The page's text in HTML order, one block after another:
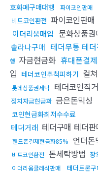
호화폐구매대행
파이코인판매
비트코인환전 파이코인판매
이더리움매입 문화상품권
솔라나구매 테더무통 테
행 자금현금화 휴대폰결
입 테더코인추척피하기 컬
롯데상품권세탁 테더코인직
정치자금현금화 금은돈믹싱
코인현금화최저수수료
테더거래 테더구매 테더판
핸드폰결제현금화85% 언더돈
비트코인환전 돈세탁방법 장
이더리움클레식판매 테더트론